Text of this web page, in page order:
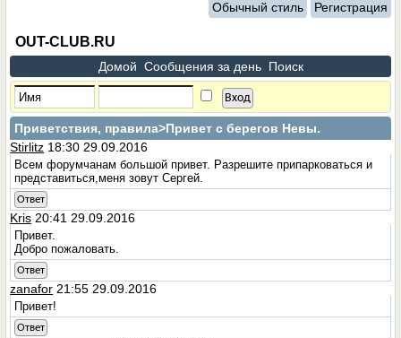
Обычный стиль Регистрация
OUT-CLUB.RU
Домой Сообщения за день Поиск
Приветствия, правила>Привет с берегов Невы.
Stirlitz 18:30 29.09.2016
Всем форумчанам большой привет. Разрешите припарковаться и
представиться,меня зовут Сергей.
Ответ
Kris 20:41 29.09.2016
Привет.
Добро пожаловать.
Ответ
zanafor 21:55 29.09.2016
Привет!
Ответ